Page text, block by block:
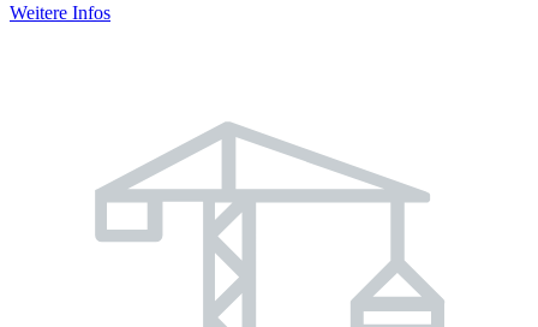
Weitere Infos